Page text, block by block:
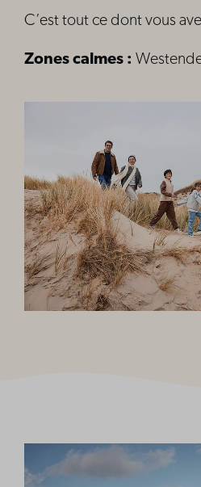
C’est tout ce dont vous
Zones calmes :